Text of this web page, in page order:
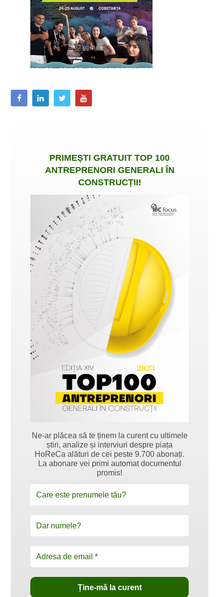
PRIMEȘTI GRATUIT TOP 100
ANTREPRENORI GENERALI ÎN
CONSTRUCȚII!
Ne-ar plăcea să te ținem la curent cu ultimele
știri, analize și interviuri despre piața
HoReCa alături de cei peste 9.700 abonați.
La abonare vei primi automat documentul
promis!